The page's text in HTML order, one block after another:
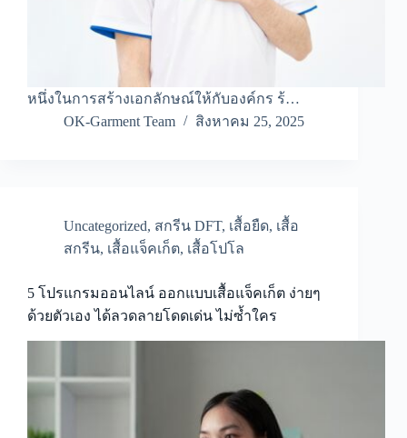
หนึ่งในการสร้างเอกลักษณ์ให้กับองค์กร ร้…
OK-Garment Team
สิงหาคม 25, 2025
Uncategorized, สกรีน DFT, เสื้อยืด, เสื้อ
สกรีน, เสื้อแจ็คเก็ต, เสื้อโปโล
5 โปรแกรมออนไลน์ ออกแบบเสื้อแจ็คเก็ต ง่ายๆ
ด้วยตัวเอง ได้ลวดลายโดดเด่น ไม่ซ้ำใคร